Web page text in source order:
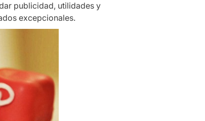
publicidad, utilidades y
excepcionales.